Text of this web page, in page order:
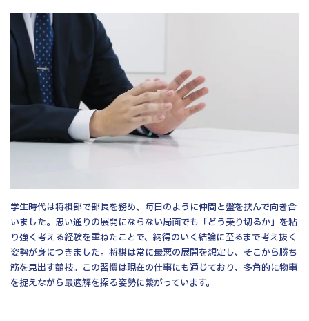
学生時代は将棋部で部長を務め、毎日のように仲間と盤を挟んで向き合
いました。思い通りの展開にならない局面でも「どう乗り切るか」を粘
り強く考える経験を重ねたことで、納得のいく結論に至るまで考え抜く
姿勢が身につきました。将棋は常に最悪の展開を想定し、そこから勝ち
筋を見出す競技。この習慣は現在の仕事にも通じており、多角的に物事
を捉えながら最適解を探る姿勢に繋がっています。